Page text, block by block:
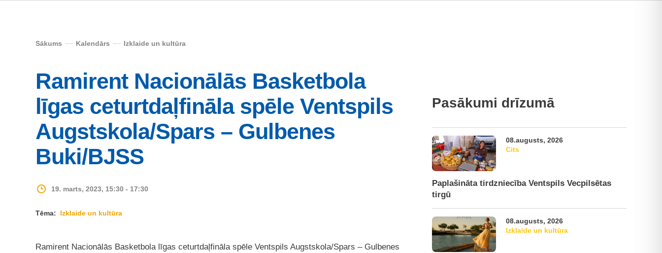
Sākums Kalendārs Izklaide un kultūra
Ramirent Nacionālās Basketbola
līgas ceturtdaļfināla spēle Ventspils
Augstskola/Spars – Gulbenes
Buki/BJSS
19. marts, 2023, 15:30 - 17:30
Tēma: Izklaide un kultūra
Ramirent Nacionālās Basketbola līgas ceturtdaļfināla spēle Ventspils Augstskola/Spars – Gulbenes
Pasākumi drīzumā
08.augusts, 2026
Cits
Paplašināta tirdzniecība Ventspils Vecpilsētas
tirgū
08.augusts, 2026
Izklaide un kultūra